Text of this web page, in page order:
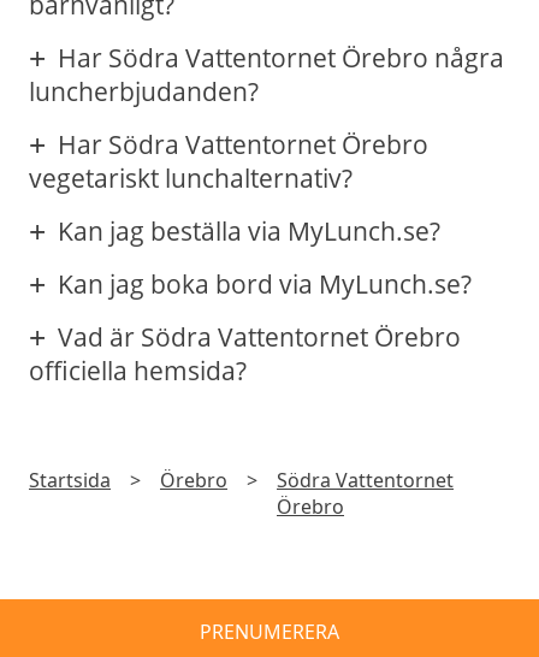
Har Södra Vattentornet Örebro några
luncherbjudanden?
Har Södra Vattentornet Örebro
vegetariskt lunchalternativ?
Kan jag beställa via MyLunch.se?
Kan jag boka bord via MyLunch.se?
Vad är Södra Vattentornet Örebro
officiella hemsida?
Startsida > Örebro >
Södra Vattentornet
Örebro
PRENUMERERA